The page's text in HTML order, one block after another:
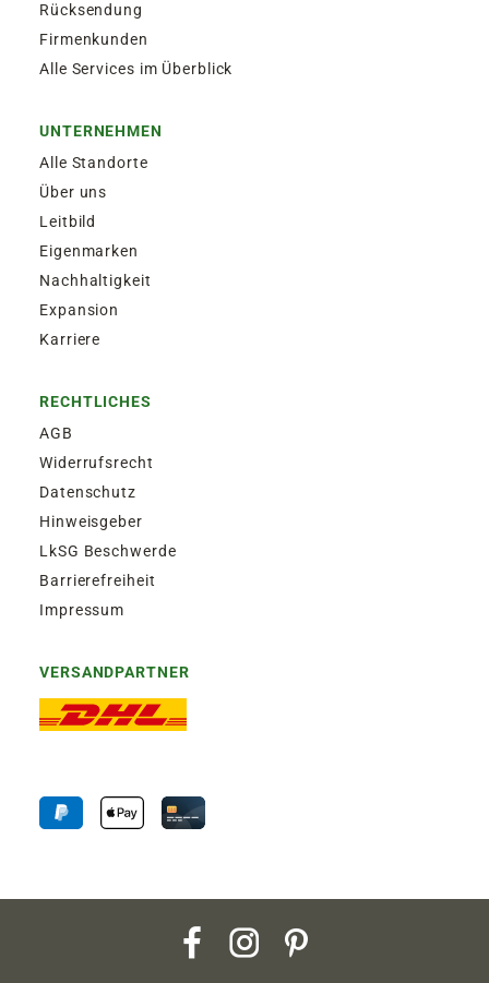
Rücksendung
Firmenkunden
Alle Services im Überblick
UNTERNEHMEN
Alle Standorte
Über uns
Leitbild
Eigenmarken
Nachhaltigkeit
Expansion
Karriere
RECHTLICHES
AGB
Widerrufsrecht
Datenschutz
Hinweisgeber
LkSG Beschwerde
Barrierefreiheit
Impressum
VERSANDPARTNER